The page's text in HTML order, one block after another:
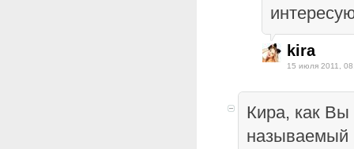
kira
15 июля 2011,
Кира, как Вы
называемый